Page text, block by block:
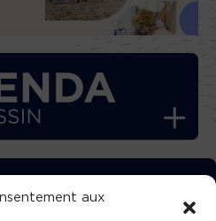
aux
GRATUITEMENT